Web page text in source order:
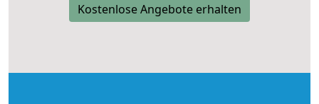
Kostenlose Angebote erhalten